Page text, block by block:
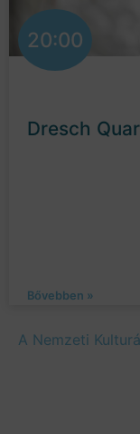
20:00
Dresch
Bővebben »
A Nemzeti